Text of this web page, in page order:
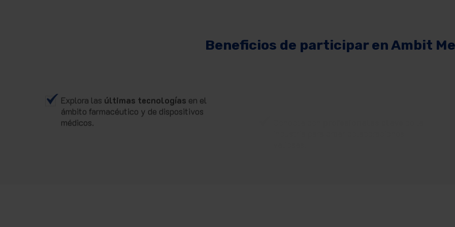
Beneficios de participar en Ambit
Explora las últimas tecnologías en el
ámbito farmacéutico y de dispositivos
médicos.